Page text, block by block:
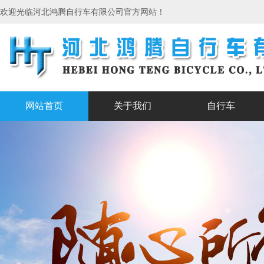
欢迎光临河北鸿腾自行车有限公司官方网站！
网站首页 关于我们 自行车